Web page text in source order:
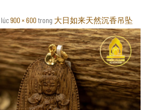
lúc900 × 600trong 大日如来天然沉香吊坠